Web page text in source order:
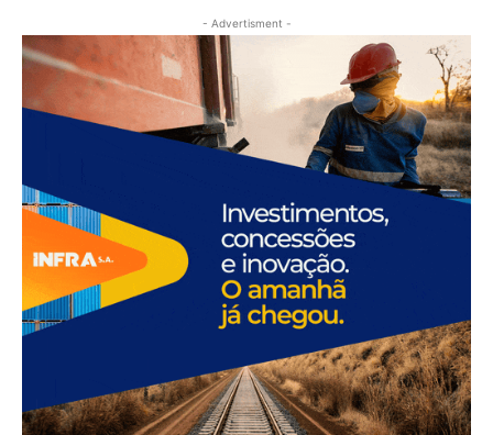
- Advertisment -